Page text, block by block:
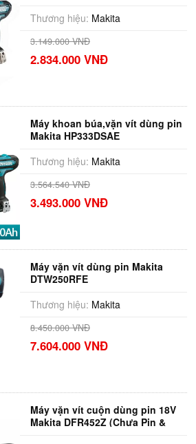
Thương hiệu: Makita
3.149.000 VNĐ
2.834.000 VNĐ
Máy khoan búa,vặn vít dùng pin
Makita HP333DSAE
Thương hiệu: Makita
3.564.540 VNĐ
3.493.000 VNĐ
Máy vặn vít dùng pin Makita
DTW250RFE
Thương hiệu: Makita
8.450.000 VNĐ
7.604.000 VNĐ
Máy vặn vít cuộn dùng pin 18V
Makita DFR452Z (Chưa Pin &